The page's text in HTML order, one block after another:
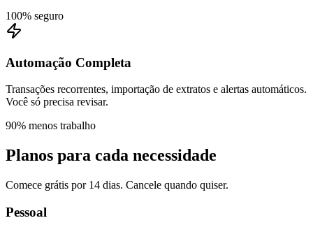
100% seguro
Automação Completa
Transações recorrentes, importação de extratos e alertas automáticos.
Você só precisa revisar.
90% menos trabalho
Planos para cada necessidade
Comece grátis por 14 dias. Cancele quando quiser.
Pessoal